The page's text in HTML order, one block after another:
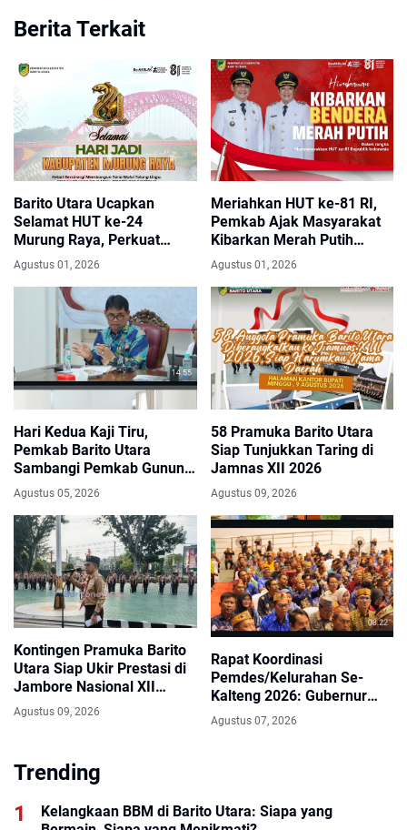
Berita Terkait
Barito Utara Ucapkan
Selamat HUT ke-24
Murung Raya, Perkuat
Semangat Sinergi
Agustus 01, 2026
Meriahkan HUT ke-81 RI,
Pemkab Ajak Masyarakat
Kibarkan Merah Putih
Sepanjang Agustus
Agustus 01, 2026
Hari Kedua Kaji Tiru,
Pemkab Barito Utara
Sambangi Pemkab Gunung
Kidul
Agustus 05, 2026
58 Pramuka Barito Utara
Siap Tunjukkan Taring di
Jamnas XII 2026
Agustus 09, 2026
Kontingen Pramuka Barito
Utara Siap Ukir Prestasi di
Jambore Nasional XII
Cibubur
Agustus 09, 2026
Rapat Koordinasi
Pemdes/Kelurahan Se-
Kalteng 2026: Gubernur
Agustiar Sabran Tegaskan
Desa Ujung Tombak
Agustus 07, 2026
Trending
Kelangkaan BBM di Barito Utara: Siapa yang